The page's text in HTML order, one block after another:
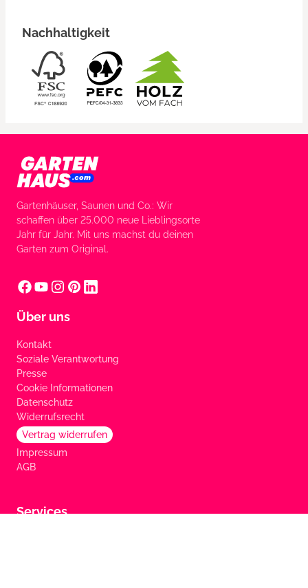
Nachhaltigkeit
Gartenhäuser, Saunen und Co.: Wir
schaffen über 25.000 neue Lieblingsorte
Jahr für Jahr. Mit uns machst du deinen
Garten zum Original.
Über uns
Kontakt
Soziale Verantwortung
Presse
Cookie Informationen
Datenschutz
Widerrufsrecht
Vertrag widerrufen
Impressum
AGB
Services